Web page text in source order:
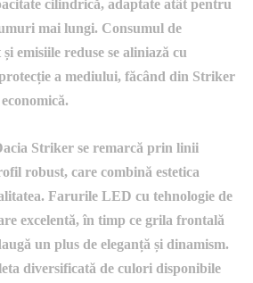
cilindrică, adaptate atât pentru
mai lungi. Consumul de
emisiile reduse se aliniază cu
a mediului, făcând din Striker
Striker se remarcă prin linii
robust, care combină estetica
Farurile LED cu tehnologie de
excelentă, în timp ce grila frontală
un plus de eleganță și dinamism.
diversificată de culori disponibile